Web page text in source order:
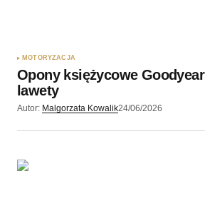
MOTORYZACJA
Opony księżycowe
lawety
Autor: Malgorzata Kowalik24/06/2026